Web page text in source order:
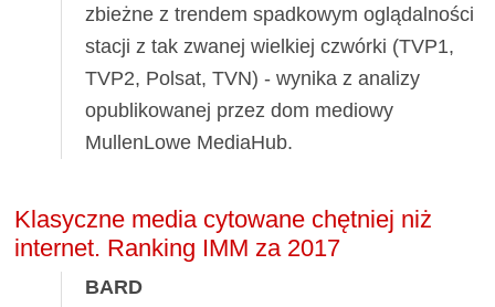
zbieżne z trendem spadkowym oglądalności
stacji z tak zwanej wielkiej czwórki (TVP1,
TVP2, Polsat, TVN) - wynika z analizy
opublikowanej przez dom mediowy
MullenLowe MediaHub.
Klasyczne media cytowane chętniej niż
internet. Ranking IMM za 2017
BARD